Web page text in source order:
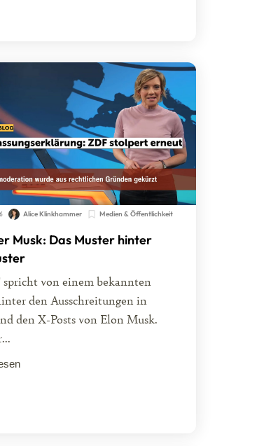
Alice Klinkhammer Medien & Öffentlichkeit
Musk: Das Muster hinter
spricht von einem bekannten
den Ausschreitungen in
den X-Posts von Elon Musk.